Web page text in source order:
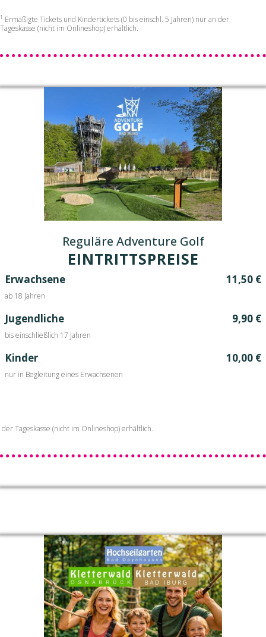
1 Ermäßigte Tickets und Kindertickets (0 bis einschl. 5 Jahren) nur an der
Tageskasse (nicht im Onlineshop) erhältlich.
Reguläre Adventure Golf
EINTRITTSPREISE
Erwachsene
ab 18 Jahren
11,50 €
Jugendliche
bis einschließlich 17 Jahren
9,90 €
Kinder
nur in Begleitung eines Erwachsenen
10,00 €
der Tageskasse (nicht im Onlineshop) erhältlich.